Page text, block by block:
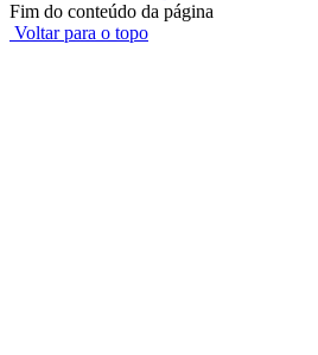
Fim do conteúdo da página
Voltar para o topo